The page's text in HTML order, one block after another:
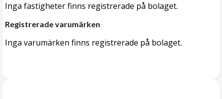
Inga fastigheter finns registrerade på bolaget.
Registrerade varumärken
Inga varumärken finns registrerade på bolaget.